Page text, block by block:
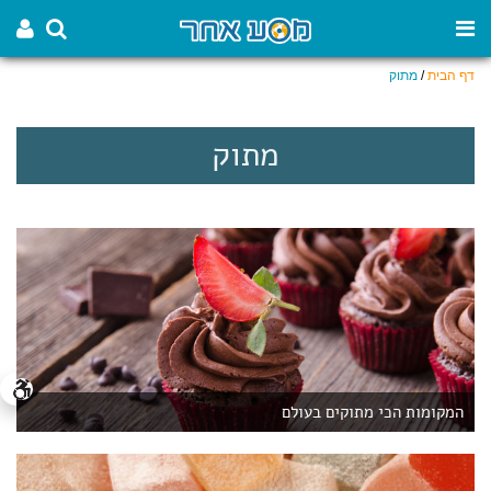
דף הבית/ מתוק
מתוק
המקומות הכי מתוקים בעולם